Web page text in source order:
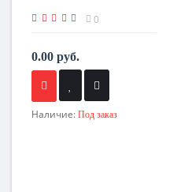
0
0.00 руб.
Наличие: Под заказ